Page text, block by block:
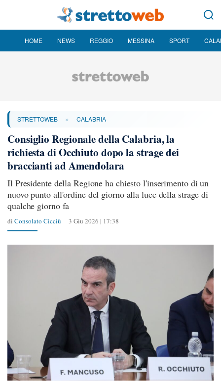
HOME NEWS REGGIO MESSINA SPORT
STRETTOWEB » CALABRIA
Consiglio Regionale della Calabria, la
richiesta di Occhiuto dopo la strage dei
braccianti ad Amendolara
Il Presidente della Regione ha chiesto l'inserimento di un
nuovo punto all'ordine del giorno alla luce della strage di
qualche giorno fa
di Consolato Cicciù 3 Giu 2026 | 17:38